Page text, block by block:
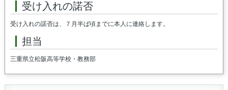
受け入れの諾否
受け入れの諾否は、７月半ば頃までに本人に連絡します。
担当
三重県立松阪高等学校・教務部